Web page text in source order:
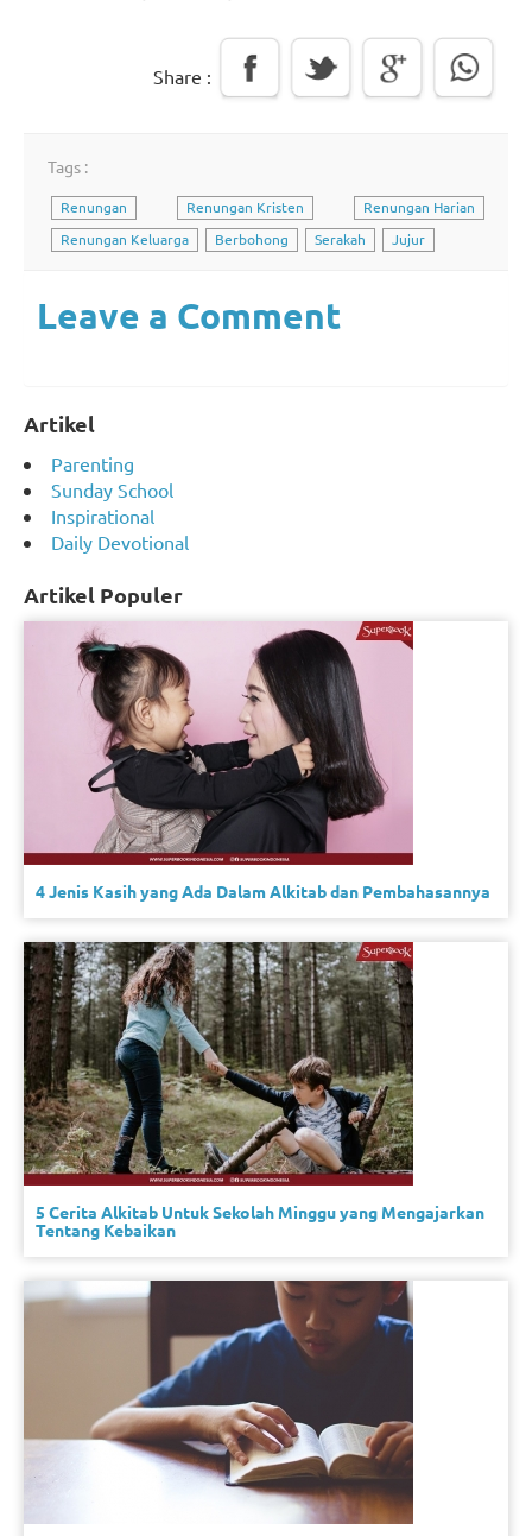
Share :
Tags :
Renungan Renungan Kristen
Renungan Harian
Renungan Keluarga
Berbohong Serakah Jujur
Leave a Comment
Artikel
Parenting
Sunday School
Inspirational
Daily Devotional
Artikel Populer
4 Jenis Kasih yang Ada Dalam Alkitab dan Pembahasannya
5 Cerita Alkitab Untuk Sekolah Minggu yang Mengajarkan
Tentang Kebaikan